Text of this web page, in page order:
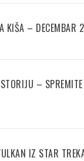
KIŠA – DECEMBAR
–
IZ STAR